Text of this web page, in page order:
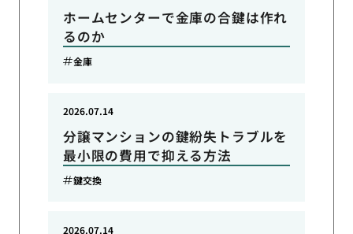
ホームセンターで金庫の合鍵は作れ
るのか
金庫
分譲マンションの鍵紛失トラブルを
最小限の費用で抑える方法
2026.07.14
鍵交換
2026.07.14